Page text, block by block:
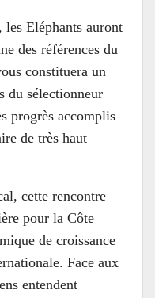
Eléphants auront
des références du
constituera un
du sélectionneur
progrès accomplis
de très haut
cette rencontre
pour la Côte
de croissance
Face aux
entendent